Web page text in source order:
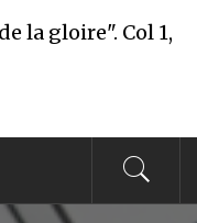
la gloire". Col 1,